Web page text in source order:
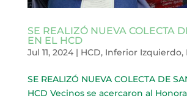
SE REALIZÓ NUEVA COLECTA
EN EL HCD
Jul 11, 2024| HCD, Inferior Izquierdo,
SE REALIZÓ NUEVA COLECTA DE
HCD Vecinos se acercaron al